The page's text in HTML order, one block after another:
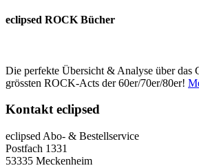
eclipsed ROCK Bücher
Die perfekte Übersicht & Analyse über das
grössten ROCK-Acts der 60er/70er/80er!
Kontakteclipsed
eclipsed Abo- & Bestellservice
Postfach 1331
53335 Meckenheim